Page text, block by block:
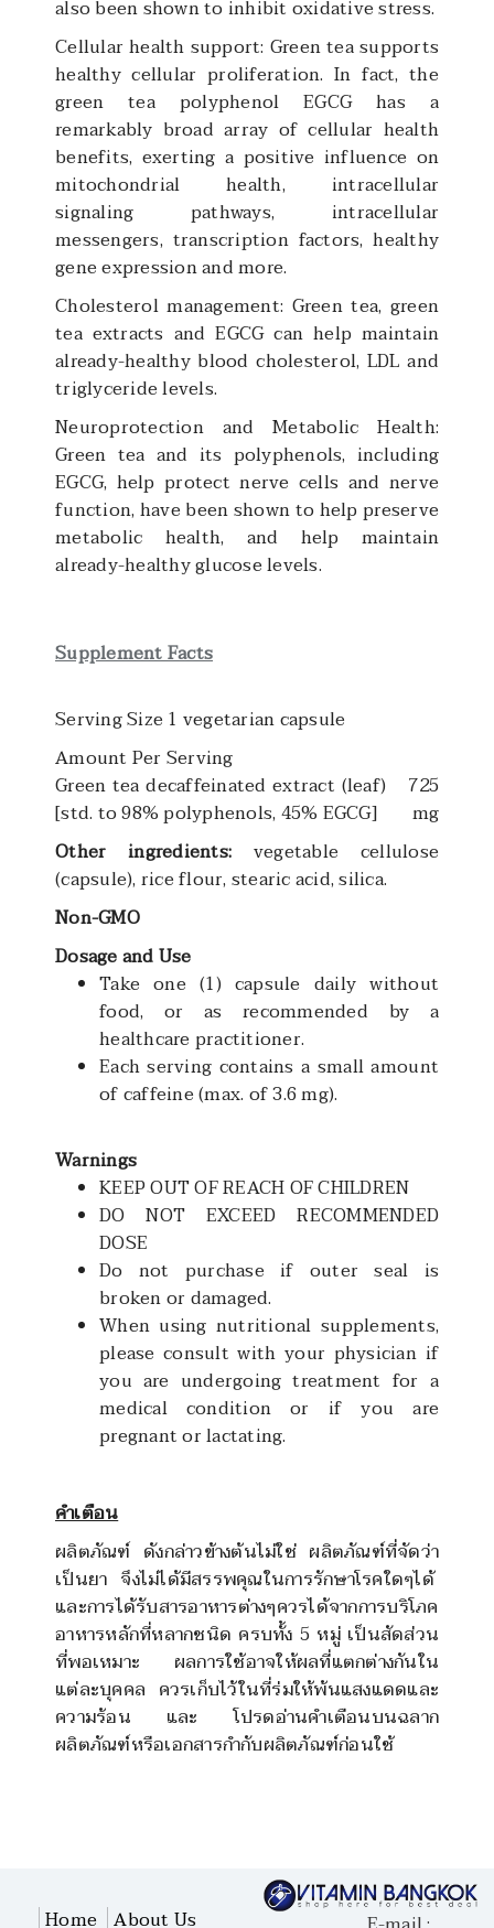
also been shown to inhibit oxidative stress.
Cellular health support: Green tea supports
healthy cellular proliferation. In fact, the
green tea polyphenol EGCG has a
remarkably broad array of cellular health
benefits, exerting a positive influence on
mitochondrial health, intracellular
signaling pathways, intracellular
messengers, transcription factors, healthy
gene expression and more.
Cholesterol management: Green tea, green
tea extracts and EGCG can help maintain
already-healthy blood cholesterol, LDL and
triglyceride levels.
Neuroprotection and Metabolic Health:
Green tea and its polyphenols, including
EGCG, help protect nerve cells and nerve
function, have been shown to help preserve
metabolic health, and help maintain
already-healthy glucose levels.
Supplement Facts
Serving Size 1 vegetarian capsule
Amount Per Serving
Green tea decaffeinated extract (leaf)
[std. to 98% polyphenols, 45% EGCG]
725
mg
Other ingredients: vegetable cellulose
(capsule), rice flour, stearic acid, silica.
Non-GMO
Dosage and Use
Take one (1) capsule daily without
food, or as recommended by a
healthcare practitioner.
Each serving contains a small amount
of caffeine (max. of 3.6 mg).
Warnings
KEEP OUT OF REACH OF CHILDREN
DO NOT EXCEED RECOMMENDED
DOSE
Do not purchase if outer seal is
broken or damaged.
When using nutritional supplements,
please consult with your physician if
you are undergoing treatment for a
medical condition or if you are
pregnant or lactating.
คำเตือน
ผลิตภัณฑ์ ดังกล่าวข้างต้นไม่ใช่ ผลิตภัณฑ์ที่จัดว่า
เป็นยา จึงไม่ได้มีสรรพคุณในการรักษาโรคใดๆได้
และการได้รับสารอาหารต่างๆควรได้จากการบริโภค
อาหารหลักที่หลากชนิด ครบทั้ง 5 หมู่ เป็นสัดส่วน
ที่พอเหมาะ ผลการใช้อาจให้ผลที่แตกต่างกันใน
แต่ละบุคคล ควรเก็บไว้ในที่ร่มให้พ้นแสงแดดและ
ความร้อน และ โปรดอ่านคำเตือนบนฉลาก
ผลิตภัณฑ์หรือเอกสารกำกับผลิตภัณฑ์ก่อนใช้
Home About Us